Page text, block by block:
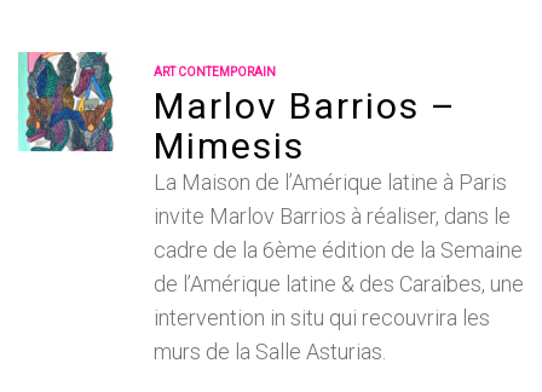
ART CONTEMPORAIN
Marlov Barrios –
Mimesis
La Maison de l’Amérique latine à Paris
invite Marlov Barrios à réaliser, dans le
cadre de la 6ème édition de la Semaine
de l’Amérique latine & des Caraïbes, une
intervention in situ qui recouvrira les
murs de la Salle Asturias.